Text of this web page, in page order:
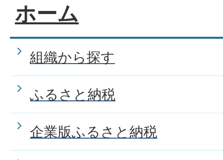
ホーム
組織から探す
ふるさと納税
企業版ふるさと納税